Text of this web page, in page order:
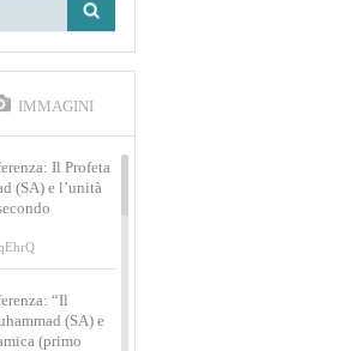
IMMAGINI
Il Profeta
(SA) e l’unità
“Il
(SA) e
(primo